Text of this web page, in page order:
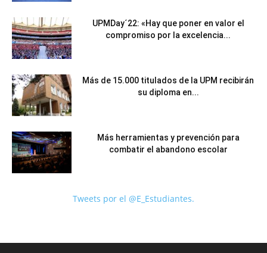
UPMDay´22: «Hay que poner en valor el
compromiso por la excelencia...
Más de 15.000 titulados de la UPM recibirán
su diploma en...
Más herramientas y prevención para
combatir el abandono escolar
Tweets por el @E_Estudiantes.